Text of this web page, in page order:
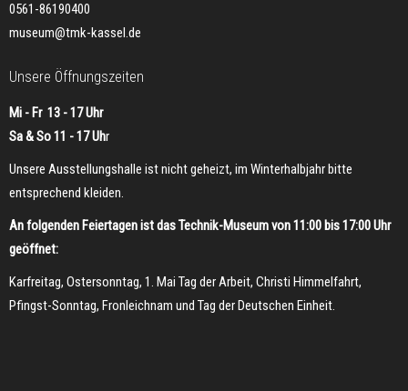
0561-86190400
museum@tmk-kassel.de
Unsere Öffnungszeiten
Mi - Fr 13 - 17 Uhr
Sa & So 11 - 17 Uhr
Unsere Ausstellungshalle ist nicht geheizt, im Winterhalbjahr bitte
entsprechend kleiden.
An folgenden Feiertagen ist das Technik-Museum von 11:00 bis 17:00 Uhr
geöffnet:
Karfreitag, Ostersonntag, 1. Mai Tag der Arbeit, Christi Himmelfahrt,
Pfingst-Sonntag, Fronleichnam und Tag der Deutschen Einheit.